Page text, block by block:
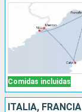
Comidas incluidas
ITALIA, FRANCIA